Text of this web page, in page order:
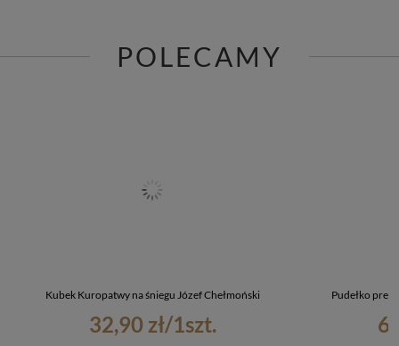
POLECAMY
Kubek Kuropatwy na śniegu Józef Chełmoński
32,90 zł/1szt.
Pudełko